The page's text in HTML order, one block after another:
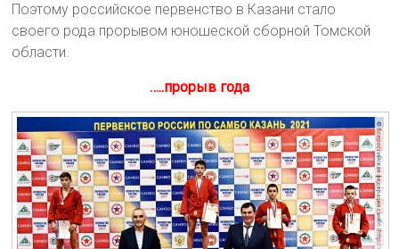
Поэтому российское первенство в Казани стало
своего рода прорывом юношеской сборной Томской
области.
…..прорыв года